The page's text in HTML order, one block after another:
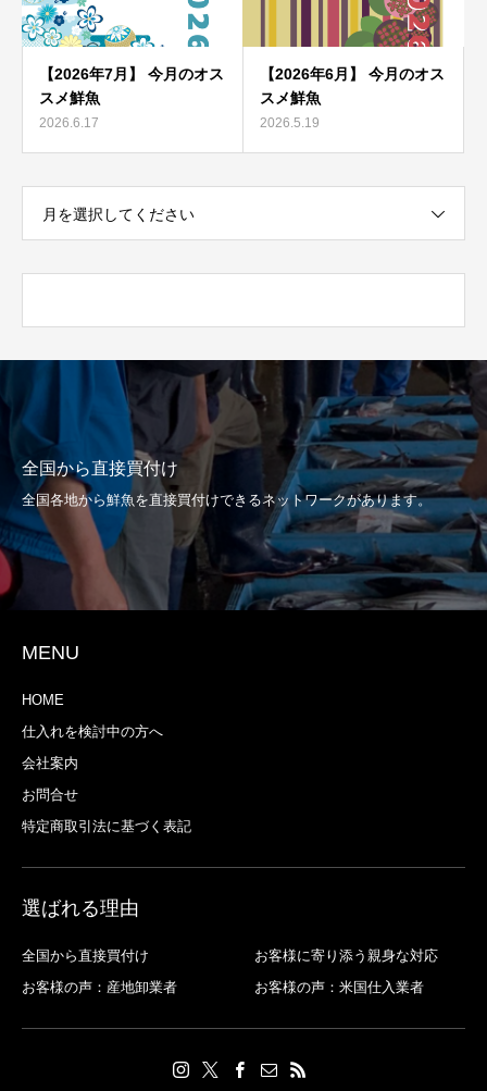
【2026年7月】 今月のオス
スメ鮮魚
2026.6.17
【2026年6月】 今月のオス
スメ鮮魚
2026.5.19
月を選択してください
全国から直接買付け
全国各地から鮮魚を直接買付けできるネットワークがあります。
MENU
HOME
仕入れを検討中の方へ
会社案内
お問合せ
特定商取引法に基づく表記
選ばれる理由
全国から直接買付け
お客様に寄り添う親身な対応
お客様の声：産地卸業者
お客様の声：米国仕入業者